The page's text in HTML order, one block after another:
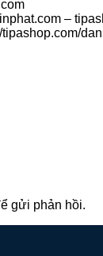
–
gửi phản hồi.